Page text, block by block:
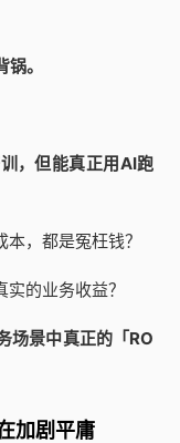
。
，但能真正用AI跑
，都是冤枉钱？
的业务收益？
场景中真正的「RO
加剧平庸